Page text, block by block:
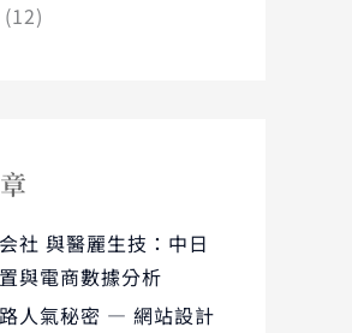
(12)
社 與醫麗生技：中日
與電商數據分析
人氣秘密 — 網站設計